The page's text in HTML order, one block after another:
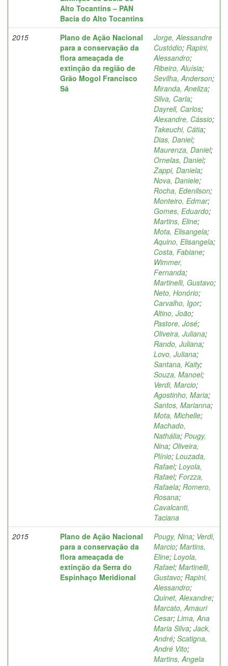
Alto Tocantins – PAN
Bacia do Alto Tocantins
2015
Plano de Ação Nacional
para a conservação da
flora ameaçada de
extinção da região de
Grão Mogol Francisco
Sá
Jorge, Alessandre
Custódio; Rapini,
Alessandro;
Ribeiro, Aluísia;
Sevilha, Anderson;
Miranda, Aneliza;
Silva, Carla;
Dayrell, Carlos;
Alexandre, Cássio;
Takeuchi, Cátia;
Dias, Daniel;
Maurenza, Daniel;
Ornelas, Daniel;
Zappi, Daniela;
Nova, Daniele;
Rocha, Edenilson;
Monteiro, Edmar;
Gomes, Eduardo;
Martins, Eline;
Mota, Elisangela;
Aquino, Elisangela;
Costa, Fabiane;
Wimmer,
Fernanda;
Martinelli, Gustavo;
Neto, Honório;
Carvalho, Igor;
Altino, João;
Pastore, José;
Oliveira, Juliana;
Rando, Juliana;
Lovo, Juliana;
Santana, Kaity;
Souza, Manoel;
Verdi, Marcio;
Agostinho, Maria;
Santos, Marianna;
Mota, Michelle;
Machado,
Nathália; Pougy,
Nina; Oliveira,
Plínio; Louzada,
Rafael; Loyola,
Rafael; Forzza,
Rafaela; Romero,
Rosana;
Cavalcanti,
Taciana
2015
Plano de Ação Nacional
para a conservação da
flora ameaçada de
extinção da Serra do
Espinhaço Meridional
Pougy, Nina; Verdi,
Marcio; Martins,
Eline; Loyola,
Rafael; Martinelli,
Gustavo; Rapini,
Alessandro;
Quinet, Alexandre;
Marcato, Amauri
Cesar; Lima, Ana
Maria Silva; Jack,
André; Scatigna,
André Vito;
Martins, Angela